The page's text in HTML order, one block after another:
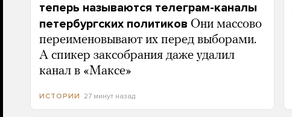
теперь называются телеграм-каналы
петербургских политиков Они массово
переименовывают их перед выборами.
А спикер заксобрания даже удалил
канал в «Максе»
ИСТОРИИ 27 минут назад